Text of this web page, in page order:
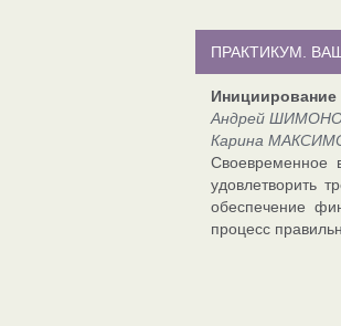
ПРАКТИКУМ.
Инициирование
Андрей
Карина
Своевременное
удовлетворить
обеспечение
процесс